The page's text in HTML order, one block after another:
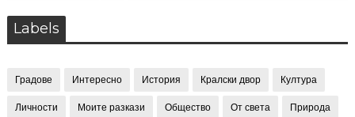
Labels
Градове Интересно История Кралски двор Култура
Личности Моите разкази Общество От света Природа